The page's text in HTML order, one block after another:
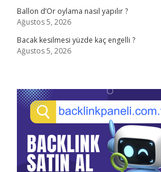
Ballon d’Or oylama nasıl yapılır ?
Ağustos 5, 2026
Bacak kesilmesi yüzde kaç engelli ?
Ağustos 5, 2026